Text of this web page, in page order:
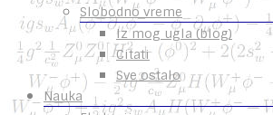
Slobodno vreme
Iz mog ugla (blog)
Citati
Sve ostalo
Nauka